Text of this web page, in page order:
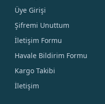
Üye Girişi
Şifremi Unuttum
İletişim Formu
Havale Bildirim Formu
Kargo Takibi
İletişim